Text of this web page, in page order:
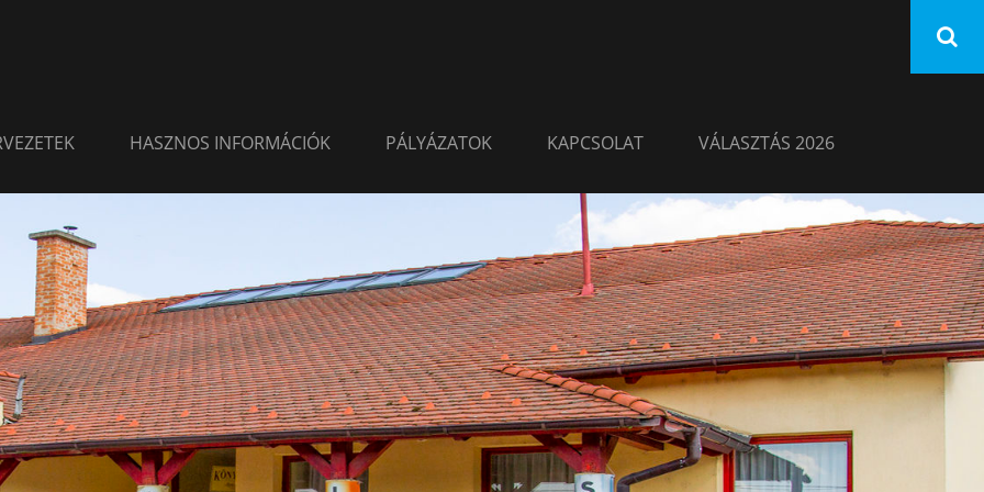
HASZNOS INFORMÁCIÓK PÁLYÁZATOK KAPCSOLAT VÁLASZTÁS 2026